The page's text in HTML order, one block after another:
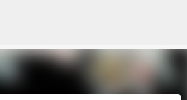
イン コンテンツに移動